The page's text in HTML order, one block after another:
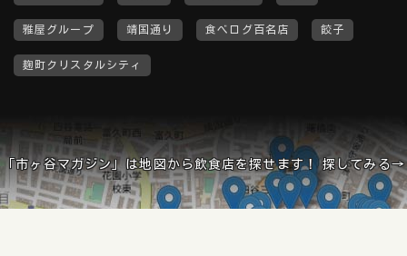
雅屋グループ 靖国通り 食べログ百名店 餃子
麹町クリスタルシティ
「市ヶ谷マガジン」は地図から飲食店を探せます！ 探してみる→